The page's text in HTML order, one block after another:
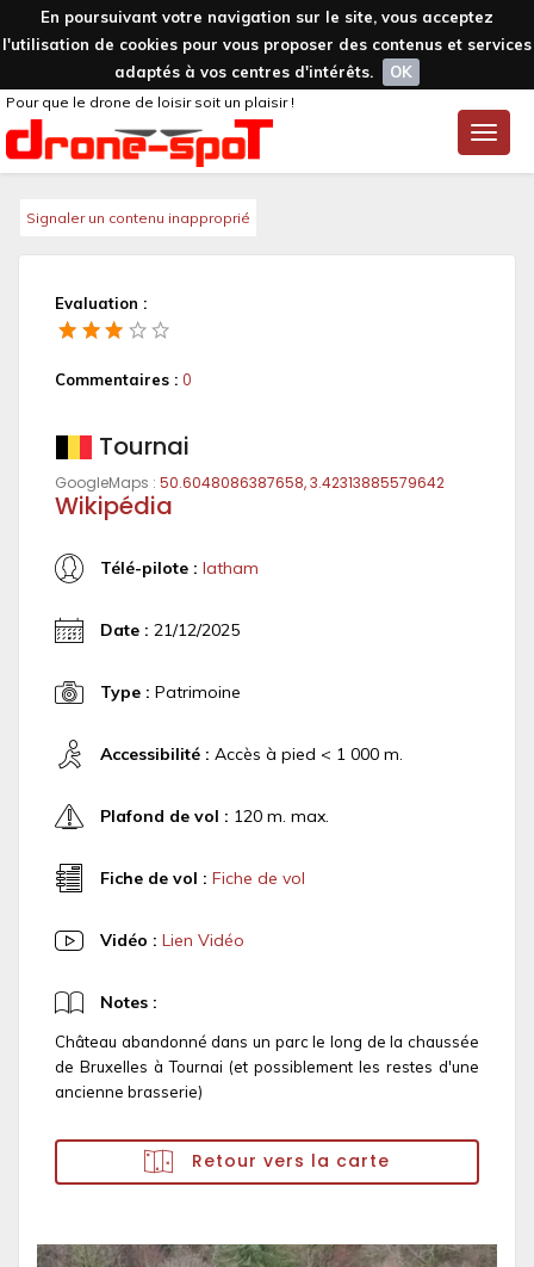
En poursuivant votre navigation sur le site, vous acceptez
l'utilisation de cookies pour vous proposer des contenus et services
adaptés à vos centres d'intérêts.
OK
Toggle
Pour que le drone de loisir soit un plaisir !
Signaler un contenu inapproprié
Evaluation :
Commentaires : 0
Tournai
GoogleMaps : 50.6048086387658, 3.42313885579642
Wikipédia
Télé-pilote : latham
Date : 21/12/2025
Type : Patrimoine
Accessibilité : Accès à pied < 1 000 m.
Plafond de vol : 120 m. max.
Fiche de vol : Fiche de vol
Vidéo : Lien Vidéo
Notes :
Château abandonné dans un parc le long de la chaussée
de Bruxelles à Tournai (et possiblement les restes d'une
ancienne brasserie)
Retour vers la carte